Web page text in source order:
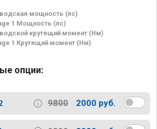
мощность (лс)
1 Мощность (лс)
крутящий момент (Нм)
1 Крутящий момент (Нм)
опции:
9800 2000 руб.